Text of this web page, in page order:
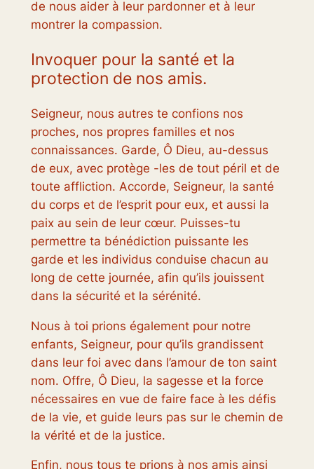
de nous aider à leur pardonner et à leur
montrer la compassion.
Invoquer pour la santé et la
protection de nos amis.
Seigneur, nous autres te confions nos
proches, nos propres familles et nos
connaissances. Garde, Ô Dieu, au-dessus
de eux, avec protège -les de tout péril et de
toute affliction. Accorde, Seigneur, la santé
du corps et de l’esprit pour eux, et aussi la
paix au sein de leur cœur. Puisses-tu
permettre ta bénédiction puissante les
garde et les individus conduise chacun au
long de cette journée, afin qu’ils jouissent
dans la sécurité et la sérénité.
Nous à toi prions également pour notre
enfants, Seigneur, pour qu’ils grandissent
dans leur foi avec dans l’amour de ton saint
nom. Offre, Ô Dieu, la sagesse et la force
nécessaires en vue de faire face à les défis
de la vie, et guide leurs pas sur le chemin de
la vérité et de la justice.
Enfin, nous tous te prions à nos amis ainsi